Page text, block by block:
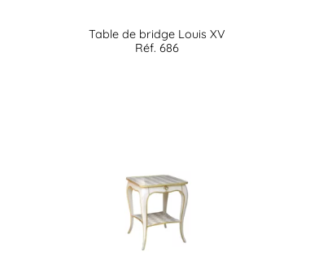
Table de bridge Louis XV
Réf. 686